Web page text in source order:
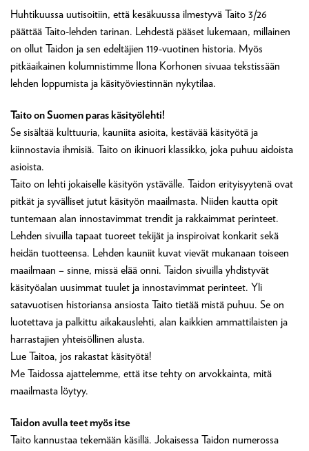
Huhtikuussa uutisoitiin, että kesäkuussa ilmestyvä Taito 3/26
päättää Taito-lehden tarinan. Lehdestä pääset lukemaan, millainen
on ollut Taidon ja sen edeltäjien 119-vuotinen historia. Myös
pitkäaikainen kolumnistimme Ilona Korhonen sivuaa tekstissään
lehden loppumista ja käsityöviestinnän nykytilaa.
Taito on Suomen paras käsityölehti!
Se sisältää kulttuuria, kauniita asioita, kestävää käsityötä ja
kiinnostavia ihmisiä. Taito on ikinuori klassikko, joka puhuu aidoista
asioista.
Taito on lehti jokaiselle käsityön ystävälle. Taidon erityisyytenä ovat
pitkät ja syvälliset jutut käsityön maailmasta. Niiden kautta opit
tuntemaan alan innostavimmat trendit ja rakkaimmat perinteet.
Lehden sivuilla tapaat tuoreet tekijät ja inspiroivat konkarit sekä
heidän tuotteensa. Lehden kauniit kuvat vievät mukanaan toiseen
maailmaan – sinne, missä elää onni. Taidon sivuilla yhdistyvät
käsityöalan uusimmat tuulet ja innostavimmat perinteet. Yli
satavuotisen historiansa ansiosta Taito tietää mistä puhuu. Se on
luotettava ja palkittu aikakauslehti, alan kaikkien ammattilaisten ja
harrastajien yhteisöllinen alusta.
Lue Taitoa, jos rakastat käsityötä!
Me Taidossa ajattelemme, että itse tehty on arvokkainta, mitä
maailmasta löytyy.
Taidon avulla teet myös itse
Taito kannustaa tekemään käsillä. Jokaisessa Taidon numerossa